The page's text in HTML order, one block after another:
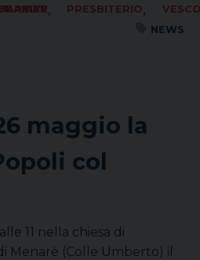
QUARTIER DEL PIAVE, PRESBITERIO,
NEWS
maggio la
col
11 nella chiesa di
Menarè (Colle Umberto) il